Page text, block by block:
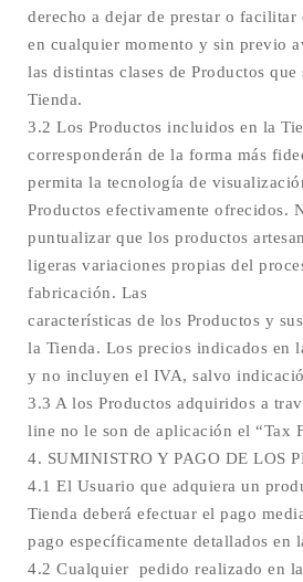
derecho a dejar de prestar o
en cualquier momento y sin previo
las distintas clases de Productos que
Tienda.
3.2 Los Productos incluidos en la
corresponderán de la forma más
permita la tecnología de
Productos efectivamente ofrecidos.
puntualizar que los productos
ligeras variaciones propias del
fabricación. Las
características de los Productos y
la Tienda. Los precios indicados en
y no incluyen el IVA, salvo
3.3 A los Productos adquiridos a
line no le son de aplicación el “Tax
4. SUMINISTRO Y PAGO DE LOS
4.1 El Usuario que adquiera un
Tienda deberá efectuar el pago
pago específicamente detallados en
4.2 Cualquier pedido realizado en